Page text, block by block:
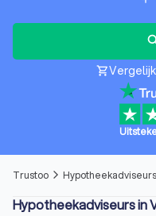
shopping_cart
Trustoo arrow_forward_ios Hypotheekadviseurs
Hypotheekadviseurs in